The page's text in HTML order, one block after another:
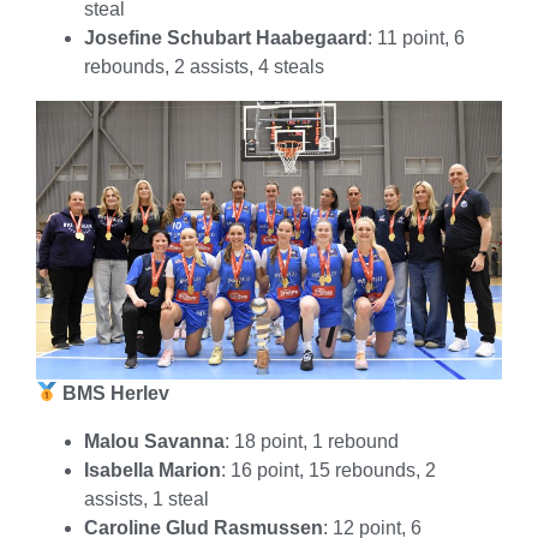
steal
Josefine Schubart Haabegaard : 11 point, 6
rebounds, 2 assists, 4 steals
BMS Herlev
Malou Savanna: 18 point, 1 rebound
Isabella Marion: 16 point, 15 rebounds, 2
assists, 1 steal
Caroline Glud Rasmussen: 12 point, 6